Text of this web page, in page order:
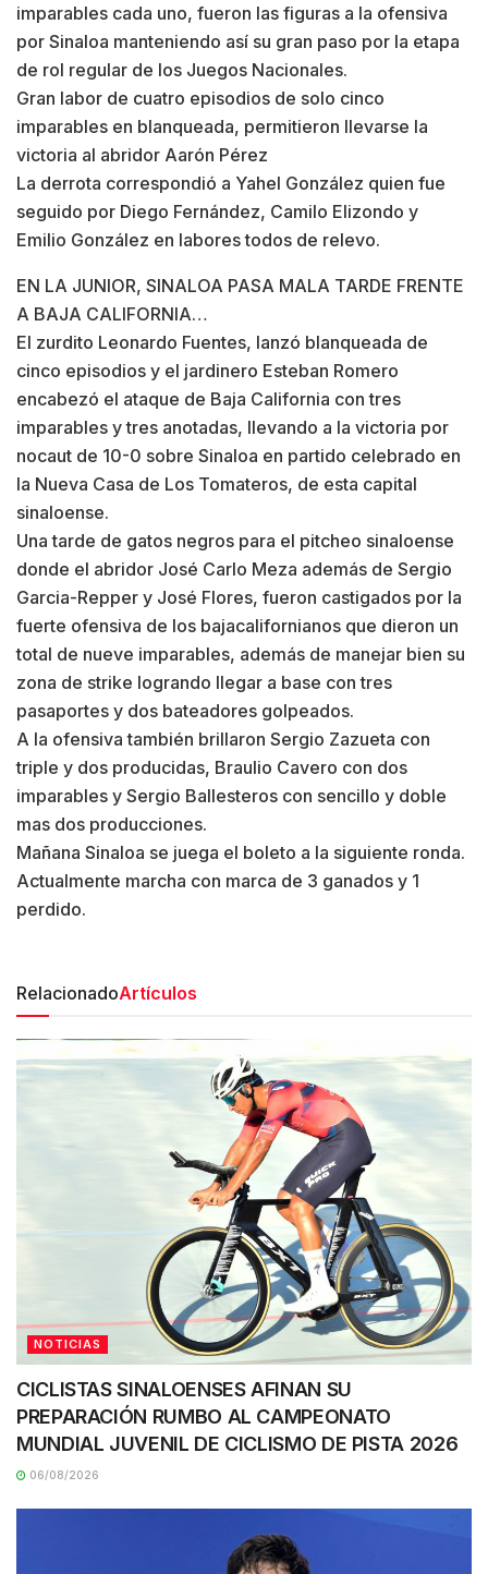
imparables cada uno, fueron las figuras a la ofensiva
por Sinaloa manteniendo así su gran paso por la etapa
de rol regular de los Juegos Nacionales.
Gran labor de cuatro episodios de solo cinco
imparables en blanqueada, permitieron llevarse la
victoria al abridor Aarón Pérez
La derrota correspondió a Yahel González quien fue
seguido por Diego Fernández, Camilo Elizondo y
Emilio González en labores todos de relevo.
EN LA JUNIOR, SINALOA PASA MALA TARDE FRENTE
A BAJA CALIFORNIA…
El zurdito Leonardo Fuentes, lanzó blanqueada de
cinco episodios y el jardinero Esteban Romero
encabezó el ataque de Baja California con tres
imparables y tres anotadas, llevando a la victoria por
nocaut de 10-0 sobre Sinaloa en partido celebrado en
la Nueva Casa de Los Tomateros, de esta capital
sinaloense.
Una tarde de gatos negros para el pitcheo sinaloense
donde el abridor José Carlo Meza además de Sergio
Garcia-Repper y José Flores, fueron castigados por la
fuerte ofensiva de los bajacalifornianos que dieron un
total de nueve imparables, además de manejar bien su
zona de strike logrando llegar a base con tres
pasaportes y dos bateadores golpeados.
A la ofensiva también brillaron Sergio Zazueta con
triple y dos producidas, Braulio Cavero con dos
imparables y Sergio Ballesteros con sencillo y doble
mas dos producciones.
Mañana Sinaloa se juega el boleto a la siguiente ronda.
Actualmente marcha con marca de 3 ganados y 1
perdido.
RelacionadoArtículos
NOTICIAS
CICLISTAS SINALOENSES AFINAN SU
PREPARACIÓN RUMBO AL CAMPEONATO
MUNDIAL JUVENIL DE CICLISMO DE PISTA 2026
06/08/2026